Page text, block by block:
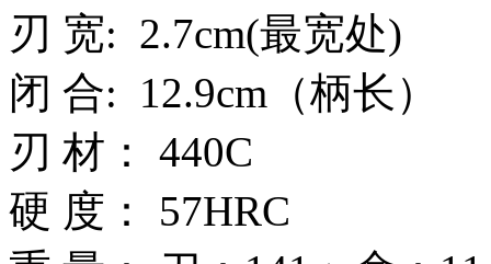
刃 宽: 2.7cm(最宽处)
闭 合: 12.9cm（柄长）
刃 材： 440C
硬 度： 57HRC